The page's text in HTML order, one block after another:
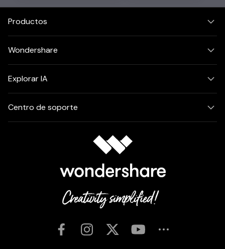
Productos
Wondershare
Explorar IA
Centro de soporte